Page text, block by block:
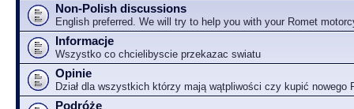
Non-Polish discussions
English preferred. We will try to help you with your Romet
Informacje
Wszystko co chcielibyscie przekazac swiatu
Opinie
Dział dla wszystkich którzy mają wątpliwości czy kupić nowego
Podróże